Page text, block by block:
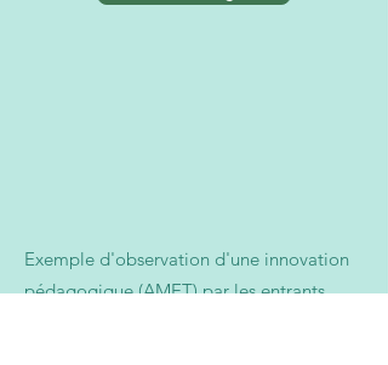
Exemple d'observation d'une innovation
pédagogique (AMET) par les entrants